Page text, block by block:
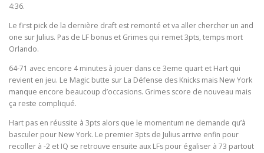
4:36.
Le first pick de la dernière draft est remonté et va aller chercher un and
one sur Julius. Pas de LF bonus et Grimes qui remet 3pts, temps mort
Orlando.
64-71 avec encore 4 minutes à jouer dans ce 3eme quart et Hart qui
revient en jeu. Le Magic butte sur La Défense des Knicks mais New York
manque encore beaucoup d’occasions. Grimes score de nouveau mais
ça reste compliqué.
Hart pas en réussite à 3pts alors que le momentum ne demande qu’à
basculer pour New York. Le premier 3pts de Julius arrive enfin pour
recoller à -2 et IQ se retrouve ensuite aux LFs pour égaliser à 73 partout